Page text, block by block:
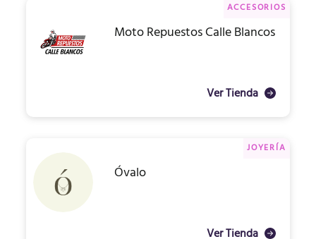
ACCESORIOS
Moto Repuestos Calle Blancos
Ver Tienda
JOYERÍA
Óvalo
Ver Tienda